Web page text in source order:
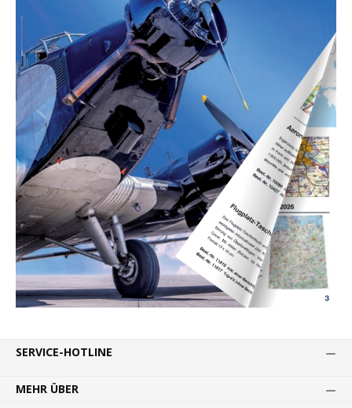
SERVICE-HOTLINE
MEHR ÜBER